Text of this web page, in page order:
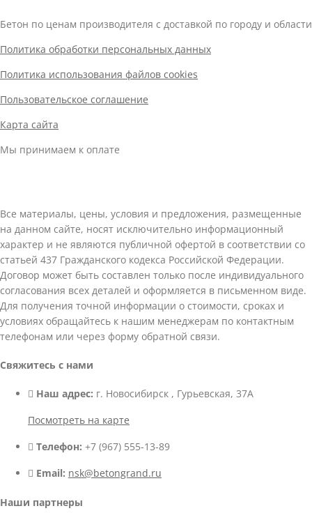
Бетон по ценам производителя с доставкой по городу и области
Политика обработки персональных данных
Политика использования файлов cookies
Пользовательское соглашение
Карта сайта
Мы принимаем к оплате
Все материалы, цены, условия и предложения, размещенные
на данном сайте, носят исключительно информационный
характер и не являются публичной офертой в соответствии со
статьей 437 Гражданского кодекса Российской Федерации.
Договор может быть составлен только после индивидуального
согласования всех деталей и оформляется в письменном виде.
Для получения точной информации о стоимости, сроках и
условиях обращайтесь к нашим менеджерам по контактным
телефонам или через форму обратной связи.
Свяжитесь с нами
Наш адрес: г. Новосибирск , Гурьевская, 37А
Посмотреть на карте
Телефон: +7 (967) 555-13-89
Email: nsk@betongrand.ru
Наши партнеры